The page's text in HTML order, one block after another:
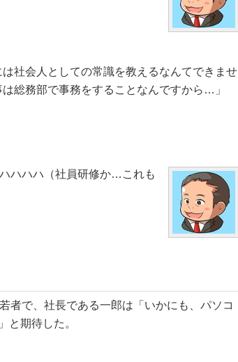
社会人としての常識を教えるなんてできませ
総務部で事務をすることなんですから…」
ハハハ（社員研修か…これも
者で、社長である一郎は「いかにも、パソコ
と期待した。